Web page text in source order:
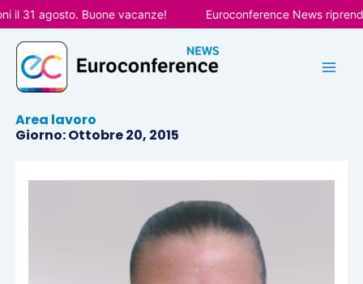
Vai
al
contenuto
31 agosto. Buone vacanze! Euroconference News
Area lavoro
Giorno: Ottobre 20, 2015